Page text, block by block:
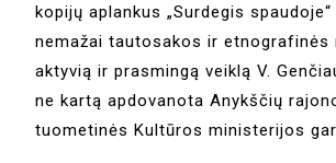
kopijų aplankus „Surdegis
nemažai tautosakos ir etnografinės
aktyvią ir prasmingą veiklą V.
ne kartą apdovanota Anykščių
tuometinės Kultūros ministerijos